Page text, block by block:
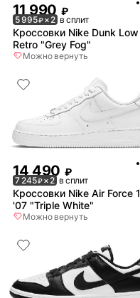
11 990 ₽
5 995₽× 2 в сплит
Кроссовки Nike Dunk Low
Retro "Grey Fog"
Можно вернуть
14 490 ₽
7 245₽× 2 в сплит
Кроссовки Nike Air Force 1
'07 "Triple White"
Можно вернуть